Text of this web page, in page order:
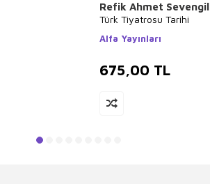
Refik Ahmet Sevengil
Türk Tiyatrosu Tarihi
Alfa Yayınları
675,00 TL